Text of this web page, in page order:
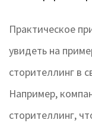
Практическое
увидеть на
сторителлинг в
Например,
сторителлинг,